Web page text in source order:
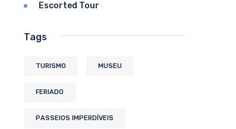
Escorted Tour
Tags
TURISMO MUSEU
FERIADO
PASSEIOS IMPERDÍVEIS